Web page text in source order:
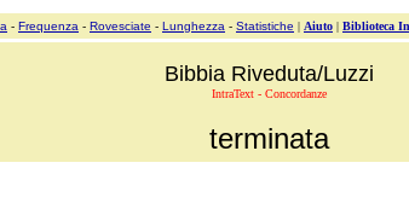
- Frequenza - Rovesciate - Lunghezza - Statistiche | Aiuto | Biblioteca
Bibbia Riveduta/Luzzi
IntraText - Concordanze
terminata